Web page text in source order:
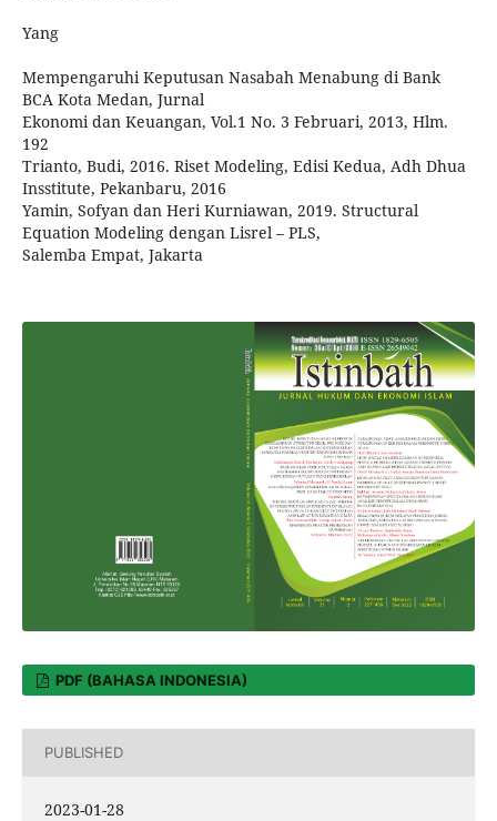
Yang
Mempengaruhi Keputusan Nasabah Menabung di Bank
BCA Kota Medan, Jurnal
Ekonomi dan Keuangan, Vol.1 No. 3 Februari, 2013, Hlm.
192
Trianto, Budi, 2016. Riset Modeling, Edisi Kedua, Adh Dhua
Insstitute, Pekanbaru, 2016
Yamin, Sofyan dan Heri Kurniawan, 2019. Structural
Equation Modeling dengan Lisrel – PLS,
Salemba Empat, Jakarta
PDF (BAHASA INDONESIA)
PUBLISHED
2023-01-28